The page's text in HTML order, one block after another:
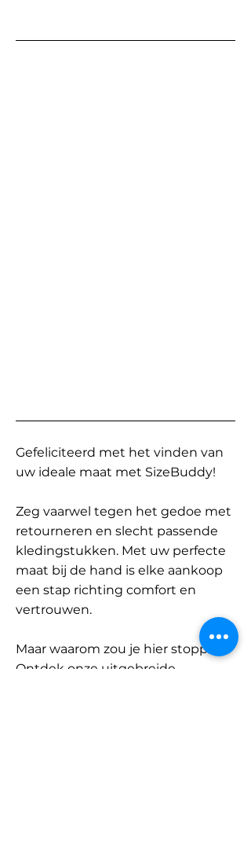
Gefeliciteerd met het vinden van
uw ideale maat met SizeBuddy!
Zeg vaarwel tegen het gedoe met
retourneren en slecht passende
kledingstukken. Met uw perfecte
maat bij de hand is elke aankoop
een stap richting comfort en
vertrouwen.
Maar waarom zou je hier stoppen?
Ontdek onze uitgebreide